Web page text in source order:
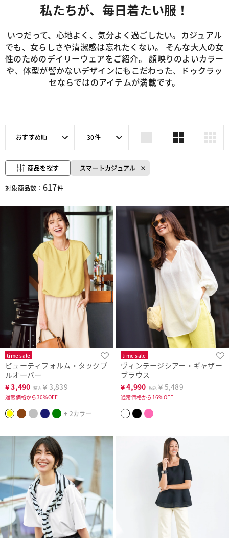
私たちが、毎日着たい服！
いつだって、心地よく、気分よく過ごしたい。カジュアル
でも、女らしさや清潔感は忘れたくない。
そんな大人の女
性のためのデイリーウェアをご紹介。 顔映りのよいカラー
や、体型が響かないデザインにもこだわった、
ドゥクラッ
セならではのアイテムが満載です。
おすすめ順 30件
商品を探す スマートカジュアル
対象商品数： 617件
time sale
ビューティフォルム・タックプ
ルオーバー
¥3,490 税込 ￥3,839
通常価格から30%OFF
+ 2カラー
time sale
ヴィンテージシアー・ギャザー
ブラウス
¥4,990 税込 ￥5,489
通常価格から16%OFF